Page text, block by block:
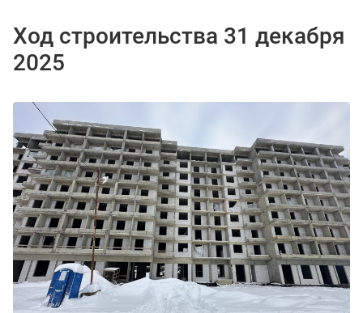
Ход строительства 31 декабря
2025